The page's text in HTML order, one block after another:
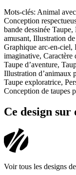
Mots-clés: Animal
Conception
bande dessinée
amusant, Illustration
Graphique arc-en-ciel,
imaginative, Caractère
Taupe d’aventure,
Illustration d’animaux
Taupe exploratrice,
Conception de taupes
Ce design
Voir tous les designs de